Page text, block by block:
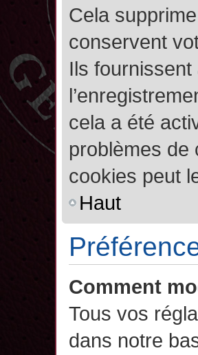
Cela
conservent
Ils
cela a été
problèmes de
cookies peut
Haut
Comment
Tous vos
dans notre